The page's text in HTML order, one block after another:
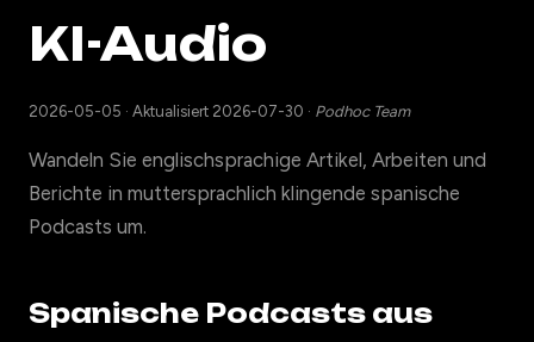
KI-Audio
2026-05-05 · Aktualisiert 2026-07-30 · Podhoc Team
Wandeln Sie englischsprachige Artikel, Arbeiten und
Berichte in muttersprachlich klingende spanische
Podcasts um.
Spanische Podcasts aus